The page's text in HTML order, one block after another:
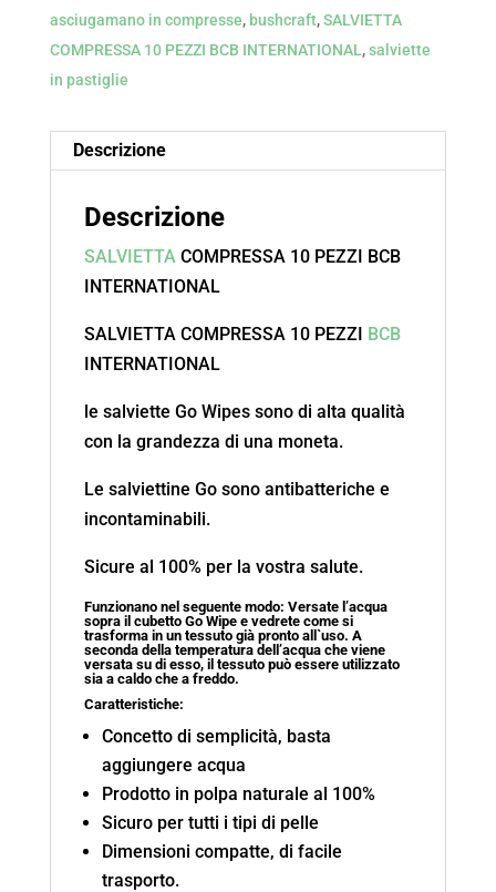
asciugamano in compresse, bushcraft,SALVIETTA
COMPRESSA 10 PEZZI BCB INTERNATIONAL,salviette
in pastiglie
Descrizione
Descrizione
SALVIETTACOMPRESSA 10 PEZZI BCB
INTERNATIONAL
SALVIETTA COMPRESSA 10 PEZZI BCB
INTERNATIONAL
le salviette Go Wipes sono di alta qualità
con la grandezza di una moneta.
Le salviettine Go sono antibatteriche e
incontaminabili.
Sicure al 100% per la vostra salute.
Funzionano nel seguente modo: Versate l’acqua
sopra il cubetto Go Wipe e vedrete come si
trasforma in un tessuto già pronto all`uso. A
seconda della temperatura dell’acqua che viene
versata su di esso, il tessuto può essere utilizzato
sia a caldo che a freddo.
Caratteristiche:
Concetto di semplicità, basta
aggiungere acqua
Prodotto in polpa naturale al 100%
Sicuro per tutti i tipi di pelle
Dimensioni compatte, di facile
trasporto.